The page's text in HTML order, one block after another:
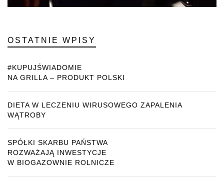
OSTATNIE WPISY
#KUPUJŚWIADOMIE
NA GRILLA – PRODUKT POLSKI
DIETA W LECZENIU WIRUSOWEGO ZAPALENIA
WĄTROBY
SPÓŁKI SKARBU PAŃSTWA
ROZWAŻAJĄ INWESTYCJE
W BIOGAZOWNIE ROLNICZE